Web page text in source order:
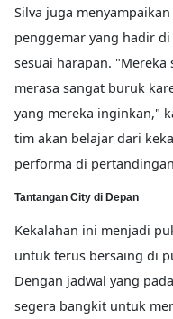
Silva juga
penggemar yang hadir
sesuai harapan.
merasa sangat buruk
yang mereka inginkan,"
tim akan belajar dari
performa di
Tantangan City di Depan
Kekalahan ini menjadi
untuk terus bersaing di
Dengan jadwal yang
segera bangkit untuk